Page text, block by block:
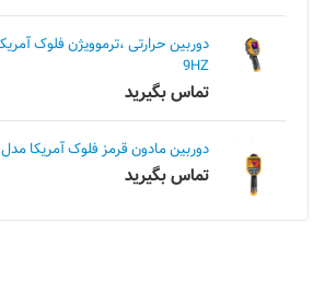
9HZ
تماس بگیرید
دوربین مادون قرمز فلوک آمریکا مدل Fluke TiS45
تماس بگیرید